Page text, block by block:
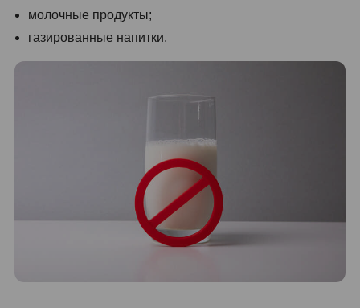
молочные продукты;
газированные напитки.